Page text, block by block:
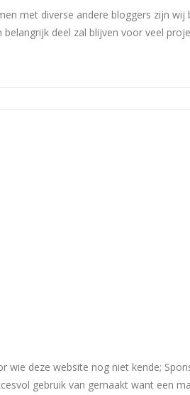
met diverse andere bloggers zijn
belangrijk deel zal blijven voor veel
wie deze website nog niet kende;
gebruik van gemaakt want een